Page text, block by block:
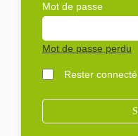
Mot de passe
Rester connecté
Mot de passe perdu